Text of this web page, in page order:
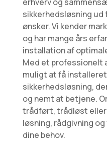
sikkerhedsløsning ud
ønsker. Vi kender
og har mange års
installation af
Med et professionelt
muligt at få
sikkerhedsløsning,
og nemt at betjene.
trådført, trådløst eller
løsning, rådgivning
dine behov.